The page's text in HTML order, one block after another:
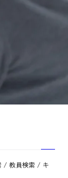
/ 教員検索 / キ